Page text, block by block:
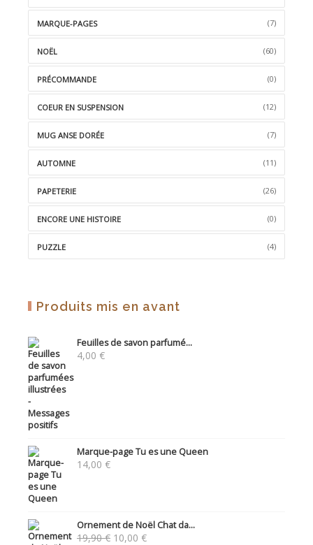
MARQUE-PAGES (7)
NOËL (60)
PRÉCOMMANDE (0)
COEUR EN SUSPENSION (12)
MUG ANSE DORÉE (7)
AUTOMNE (11)
PAPETERIE (26)
ENCORE UNE HISTOIRE (0)
PUZZLE (4)
Produits mis en avant
Feuilles de savon parfumé...
4,00 €
Marque-page Tu es une Queen
14,00 €
Ornement de Noël Chat da...
19,90€ Le
10,00 €Le